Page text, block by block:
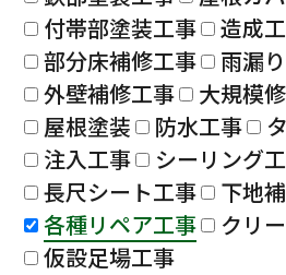
付帯部塗装工事
造成
部分床補修工事
雨漏
外壁補修工事
大規模
屋根塗装
防水工事
注入工事
シーリング
長尺シート工事
下地
各種リペア工事
クリ
仮設足場工事